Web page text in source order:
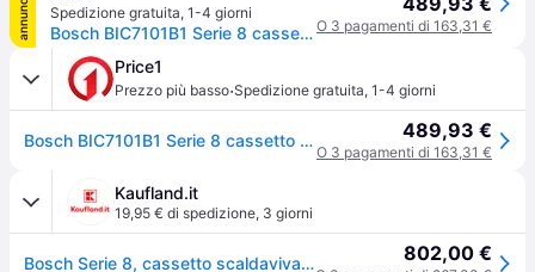
annuncio
Spedizione gratuita, 1-4 giorni
Bosch BIC7101B1 Serie 8 cassetto scaldavivande, altezza nicchia: 14 cm, senza maniglia, nero O 3 pagamenti di 163,31 €
Price1
Prezzo più basso·Spedizione gratuita, 1-4 giorni
Bosch BIC7101B1 Serie 8 cassetto scaldavivande, altezza nicchia: 14 cm, senza maniglia, nero 489,93 €
O 3 pagamenti di 163,31 €
Kaufland.it
19,95 € di spedizione, 3 giorni
Bosch Serie 8, cassetto scaldavivande, 60 x 14 cm, nero BIC7101B1 802,00 €